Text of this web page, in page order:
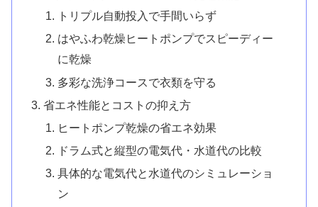
トリプル自動投入で手間いらず
はやふわ乾燥ヒートポンプでスピーディー
に乾燥
多彩な洗浄コースで衣類を守る
省エネ性能とコストの抑え方
ヒートポンプ乾燥の省エネ効果
ドラム式と縦型の電気代・水道代の比較
具体的な電気代と水道代のシミュレーショ
ン